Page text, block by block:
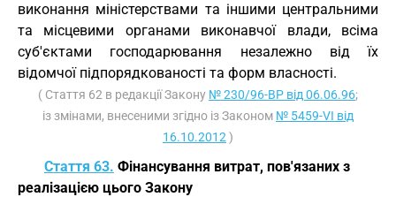
виконання міністерствами та іншими центральними
та місцевими органами виконавчої влади, всіма
суб'єктами господарювання незалежно від їх
відомчої підпорядкованості та форм власності.
( Стаття 62 в редакції Закону № 230/96-ВР від 06.06.96;
із змінами, внесеними згідно із Законом № 5459-VI від
16.10.2012 )
Стаття 63. Фінансування витрат, пов'язаних з
реалізацією цього Закону